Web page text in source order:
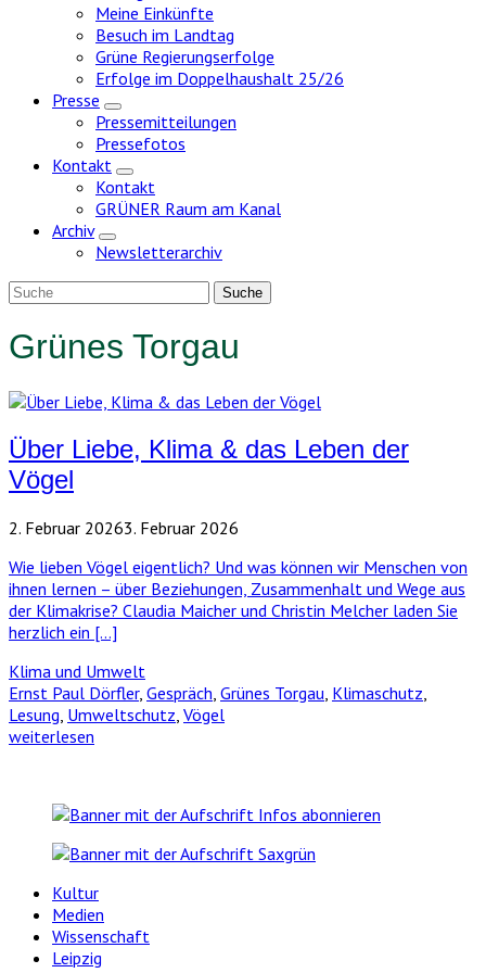
Meine Einkünfte
Besuch im Landtag
Grüne Regierungserfolge
Erfolge im Doppelhaushalt 25/26
Presse
Zeige
Untermenü
Pressemitteilungen
Pressefotos
Kontakt
Zeige
Untermenü
Kontakt
GRÜNER Raum am Kanal
Archiv
Zeige
Untermenü
Newsletterarchiv
Grünes Torgau
Über Liebe, Klima & das Leben der
Vögel
2. Februar 20263. Februar 2026
Wie lieben Vögel eigentlich? Und was können wir Menschen von
ihnen lernen – über Beziehungen, Zusammenhalt und Wege aus
der Klimakrise? Claudia Maicher und Christin Melcher laden Sie
herzlich ein […]
Klima und Umwelt
Ernst Paul Dörfler, Gespräch Grünes Torgau Klimaschutz
Lesung Umweltschutz Vögel
weiterlesen
Kultur
Medien
Wissenschaft
Leipzig